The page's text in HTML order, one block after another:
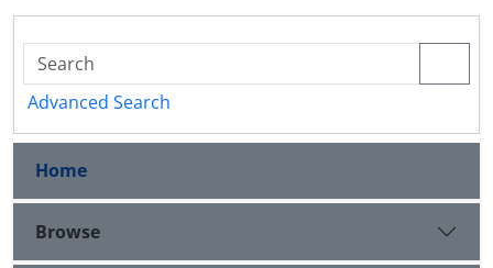
Advanced Search
Home
Browse